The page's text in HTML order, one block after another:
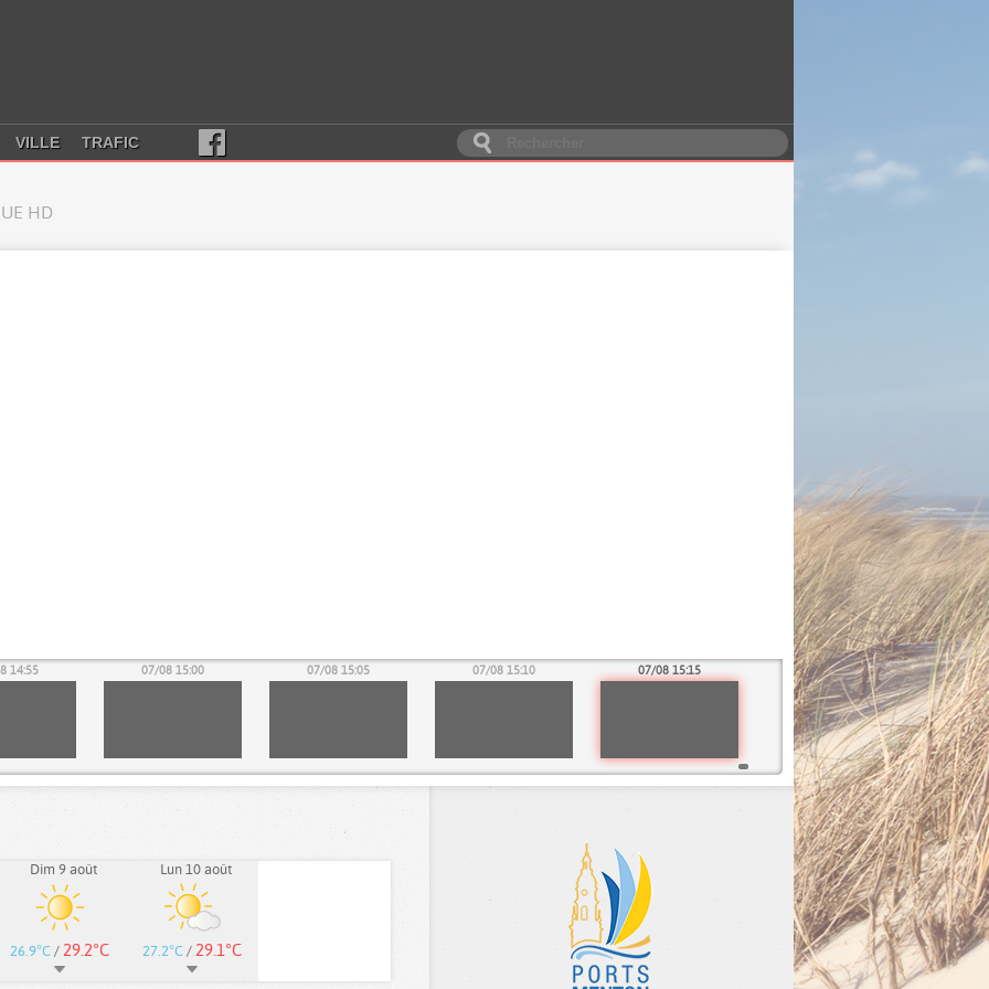
VILLE TRAFIC
HD
14:55 07/08 15:00 07/08 15:05 07/08 15:10 07/08 15:15
Dim 9 août
26.9°C / 29.2°C
Lun 10 août
27.2°C / 29.1°C